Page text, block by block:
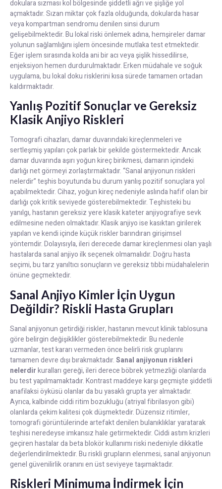
dokulara sızması kol bölgesinde şiddetli ağrı ve şişliğe yol
açmaktadır. Sızan miktar çok fazla olduğunda, dokularda hasar
veya kompartman sendromu denilen sinsi durum
gelişebilmektedir. Bu lokal riski önlemek adına, hemşireler damar
yolunun sağlamlığını işlem öncesinde mutlaka test etmektedir.
Eğer işlem sırasında kolda ani bir acı veya şişlik hissedilirse,
enjeksiyon hemen durdurulmaktadır. Erken müdahale ve soğuk
uygulama, bu lokal doku risklerini kısa sürede tamamen ortadan
kaldırmaktadır.
Yanlış Pozitif Sonuçlar ve Gereksiz
Klasik Anjiyo Riskleri
Tomografi cihazları, damar duvarındaki kireçlenmeleri ve
sertleşmiş yapıları çok parlak bir şekilde göstermektedir. Ancak
damar duvarında aşırı yoğun kireç birikmesi, damarın içindeki
darlığı net görmeyi zorlaştırmaktadır. “Sanal anjiyonun riskleri
nelerdir” teşhis boyutunda bu durum yanlış pozitif sonuçlara yol
açabilmektedir. Cihaz, yoğun kireç nedeniyle aslında hafif olan bir
darlığı çok kritik seviyede gösterebilmektedir. Teşhisteki bu
yanılgı, hastanın gereksiz yere klasik kateter anjiyografiye sevk
edilmesine neden olmaktadır. Klasik anjiyo ise kasıktan girilerek
yapılan ve kendi içinde küçük riskler barındıran girişimsel
yöntemdir. Dolayısıyla, ileri derecede damar kireçlenmesi olan yaşlı
hastalarda sanal anjiyo ilk seçenek olmamalıdır. Doğru hasta
seçimi, bu tarz yanıltıcı sonuçların ve gereksiz tıbbi müdahalelerin
önüne geçmektedir.
Sanal Anjiyo Kimler İçin Uygun
Değildir? Riskli Hasta Grupları
Sanal anjiyonun getirdiği riskler, hastanın mevcut klinik tablosuna
göre belirgin değişiklikler gösterebilmektedir. Bu nedenle
uzmanlar, test kararı vermeden önce belirli risk gruplarını
tamamen devre dışı bırakmaktadır.Sanal anjiyonun riskleri
nelerdirkuralları gereği, ileri derece böbrek yetmezliği olanlarda
bu test yapılmamaktadır. Kontrast maddeye karşı geçmişte şiddetli
anafilaksi öyküsü olanlar da bu yasaklı grupta yer almaktadır.
Ayrıca, kalbinde ciddi ritim bozukluğu (atriyal fibrilasyon gibi)
olanlarda çekim kalitesi çok düşmektedir. Düzensiz ritimler,
tomografi görüntülerinde artefakt denilen bulanıklıklar yaratarak
teşhisi neredeyse imkansız hale getirmektedir. Ciddi astım krizleri
geçiren hastalar da beta blokör kullanımı riski nedeniyle dikkatle
değerlendirilmektedir. Bu riskli grupların elenmesi, sanal anjiyonun
genel güvenilirlik oranını en üst seviyeye taşımaktadır.
Riskleri Minimuma İndirmek İçin